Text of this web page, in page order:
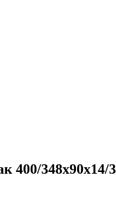
400/348х90х14/